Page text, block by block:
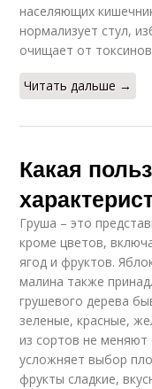
населяющих
нормализует стул,
очищает от
Читать дальше →
Какая
Груша – это
кроме цветов,
ягод и фруктов.
малина также
грушевого дерева
зеленые, красные,
из сортов не меняют
усложняет выбор
фрукты сладкие,